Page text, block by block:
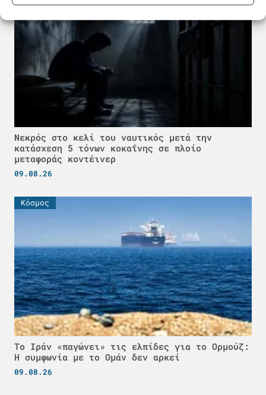
Νεκρός στο κελί του ναυτικός μετά την
κατάσχεση 5 τόνων κοκαΐνης σε πλοίο
μεταφοράς κοντέινερ
09.08.26
Κόσμος
Το Ιράν «παγώνει» τις ελπίδες για το Ορμούζ:
Η συμφωνία με το Ομάν δεν αρκεί
09.08.26